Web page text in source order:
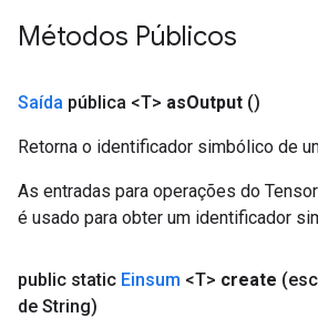
Métodos Públicos
Saída pública <T> asOutput ()
Retorna o identificador simbólico de
As entradas para operações do
é usado para obter um identificador
public static Einsum <T> create
de String)